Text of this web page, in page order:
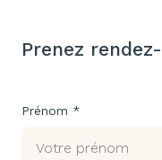
Prenez
Prénom *